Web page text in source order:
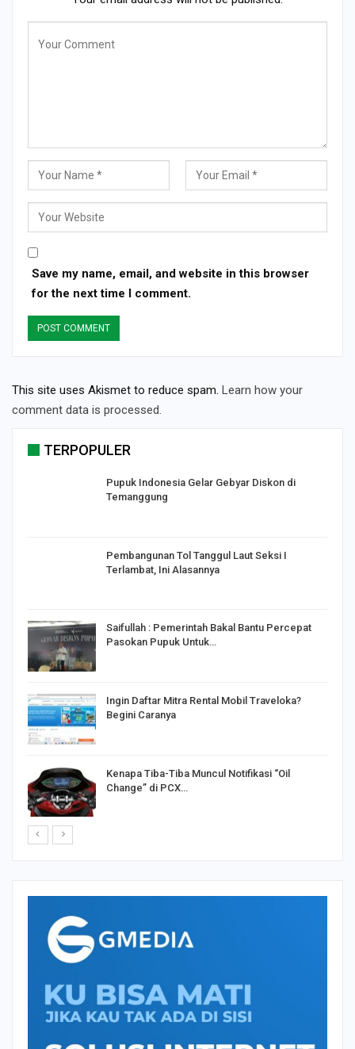
Save my name, email, and website in this browser
for the next time I comment.
This site uses Akismet to reduce spam. Learn how your
comment data is processed.
TERPOPULER
Pupuk Indonesia Gelar Gebyar Diskon di
Temanggung
Pembangunan Tol Tanggul Laut Seksi I
Terlambat, Ini Alasannya
Saifullah : Pemerintah Bakal Bantu Percepat
Pasokan Pupuk Untuk…
Ingin Daftar Mitra Rental Mobil Traveloka?
Begini Caranya
Kenapa Tiba-Tiba Muncul Notifikasi “Oil
Change” di PCX…